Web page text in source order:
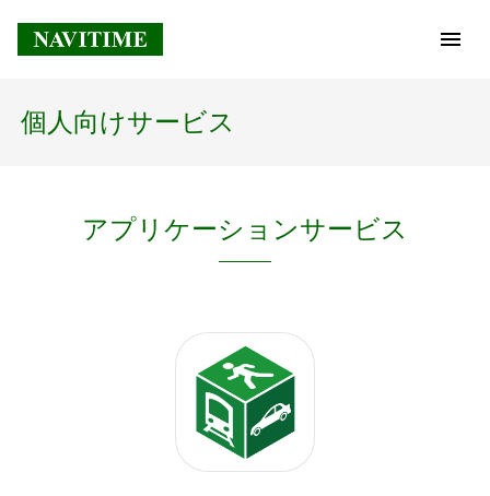
トップページ
コアテクノロジー
個人向けサービス
アプリケーションサービス